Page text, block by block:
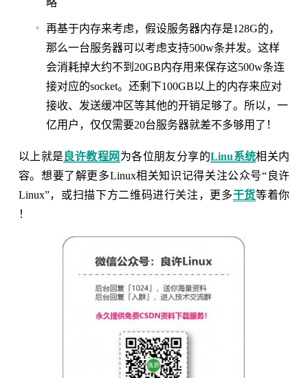
再基于内存来考虑，假设服务器内存是128G的，
那么一台服务器可以考虑支持500w条并发。这样
会消耗掉大约不到20GB内存用来保存这500w条连
接对应的socket。还剩下100GB以上的内存来应对
接收、发送缓冲区等其他的开销足够了。所以，一
亿用户，仅仅需要20台服务器就差不多够用了！
以上就是 良许教程网 为各位朋友分享的Linu系统相关内
容。想要了解更多Linux相关知识记得关注公众号“良许
Linux”，或扫描下方二维码进行关注，更多干货等着你
！